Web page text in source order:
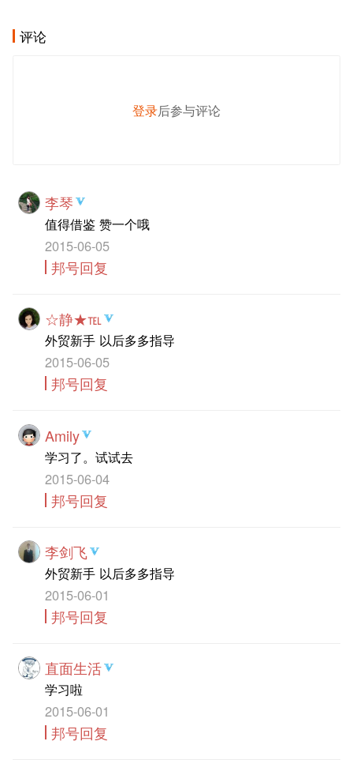
评论
登录后参与评论
李琴
值得借鉴 赞一个哦
2015-06-05
邦号回复
☆静★℡
外贸新手 以后多多指导
2015-06-05
邦号回复
Amily
学习了。试试去
2015-06-04
邦号回复
李剑飞
外贸新手 以后多多指导
2015-06-01
邦号回复
直面生活
学习啦
2015-06-01
邦号回复